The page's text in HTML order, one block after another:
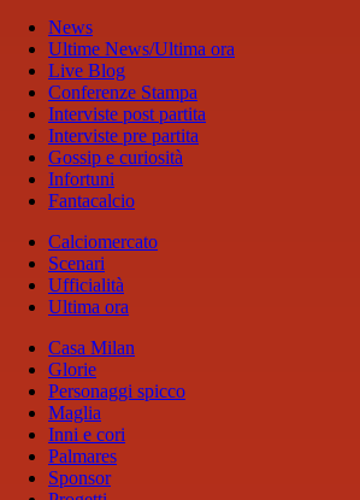
News
Ultime News/Ultima ora
Live Blog
Conferenze Stampa
Interviste post partita
Interviste pre partita
Gossip e curiosità
Infortuni
Fantacalcio
Calciomercato
Scenari
Ufficialità
Ultima ora
Casa Milan
Glorie
Personaggi spicco
Maglia
Inni e cori
Palmares
Sponsor